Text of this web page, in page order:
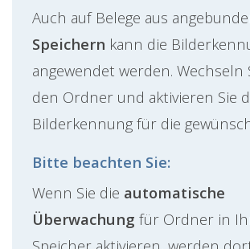
Auch auf Belege aus
Speichern kann die
angewendet werden. Wechseln
den Ordner und aktivieren Sie
Bilderkennung für die
Bitte beachten Sie:
Wenn Sie die automatische
Überwachung für Ordner in